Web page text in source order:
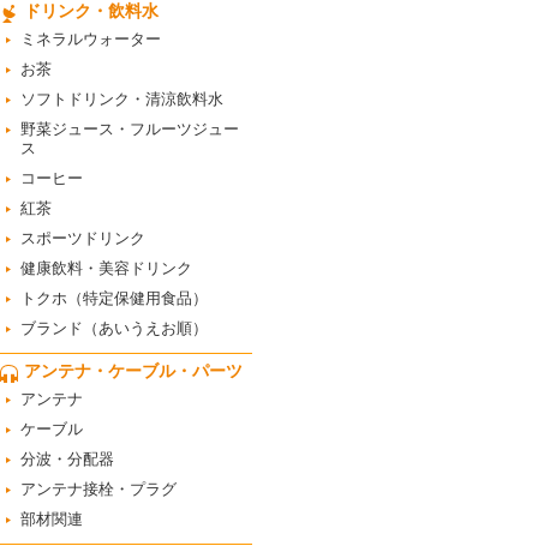
ドリンク・飲料水
ミネラルウォーター
お茶
ソフトドリンク・清涼飲料水
野菜ジュース・フルーツジュー
ス
コーヒー
紅茶
スポーツドリンク
健康飲料・美容ドリンク
トクホ（特定保健用食品）
ブランド（あいうえお順）
アンテナ・ケーブル・パーツ
アンテナ
ケーブル
分波・分配器
アンテナ接栓・プラグ
部材関連